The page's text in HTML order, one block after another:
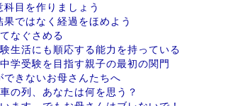
目を作りましょう
ではなく経過をほめよう
なぐさめる
生活にも順応する能力を持っている
受験を目指す親子の最初の関門
きないお母さんたちへ
の列、あなたは何を思う？